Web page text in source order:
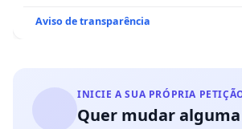
Aviso de transparência
INICIE A SUA PRÓPRIA
Quer mudar alguma